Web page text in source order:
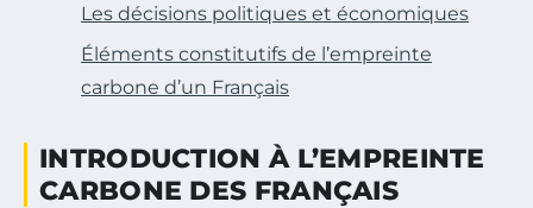
Les décisions politiques et économiques
Éléments constitutifs de l’empreinte
carbone d’un Français
INTRODUCTION À L’EMPREINTE
CARBONE DES FRANÇAIS